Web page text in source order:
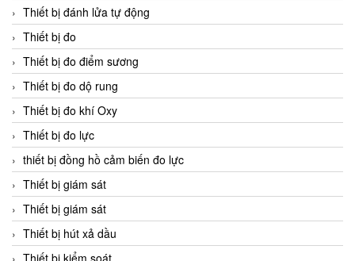
Thiết bị đánh lửa tự động
Thiết bị đo
Thiết bị đo điểm sương
Thiết bị đo dộ rung
Thiết bị đo khí Oxy
Thiết bị đo lực
thiết bị đồng hồ cảm biến đo lực
Thiết bị giám sát
Thiết bị giám sát
Thiết bị hút xả dầu